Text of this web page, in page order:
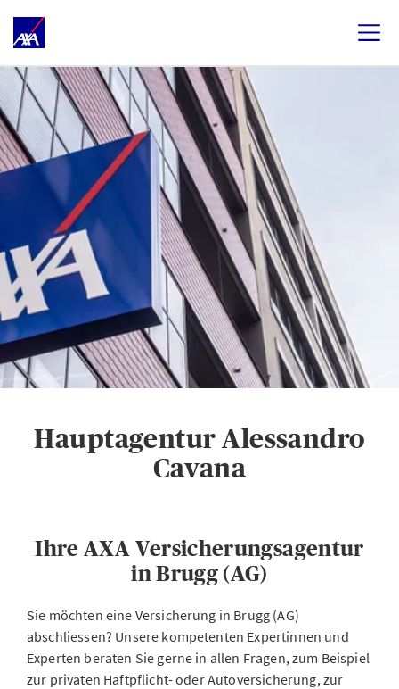
Hauptagentur Alessandro
Cavana
Ihre AXA Versicherungsagentur
in Brugg (AG)
Sie möchten eine Versicherung in Brugg (AG)
abschliessen? Unsere kompetenten Expertinnen und
Experten beraten Sie gerne in allen Fragen, zum Beispiel
zur privaten Haftpflicht- oder Autoversicherung, zur